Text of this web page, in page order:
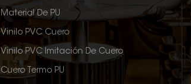
Material De PU
Vinilo PVC Cuero
Vinilo PVC Imitación De Cuero
Cuero Termo PU